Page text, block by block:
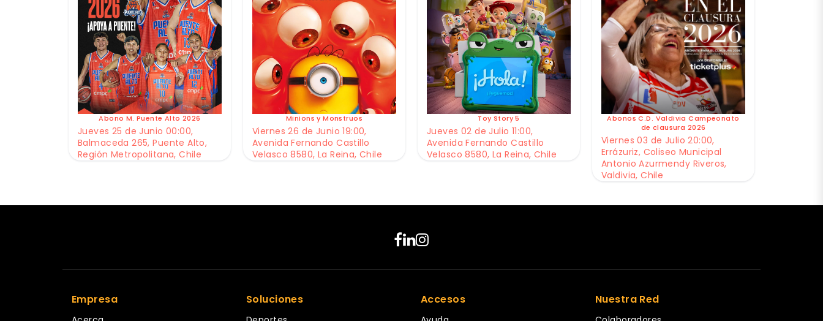
Abono M. Puente Alto 2026
Jueves 25 de Junio 00:00,
Balmaceda 265, Puente Alto,
Región Metropolitana, Chile
Minions y Monstruos
Viernes 26 de Junio 19:00,
Avenida Fernando Castillo
Velasco 8580, La Reina, Chile
Toy Story 5
Jueves 02 de Julio 11:00,
Avenida Fernando Castillo
Velasco 8580, La Reina, Chile
Abonos C.D. Valdivia Campeonato
de clausura 2026
Viernes 03 de Julio 20:00,
Errázuriz, Coliseo Municipal
Antonio Azurmendy Riveros,
Valdivia, Chile
Empresa Soluciones Accesos Nuestra Red